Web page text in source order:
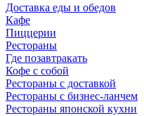
Доставка еды и обедов
Кафе
Пиццерии
Рестораны
Где позавтракать
Кофе с собой
Рестораны с доставкой
Рестораны с бизнес-ланчем
Рестораны японской кухни